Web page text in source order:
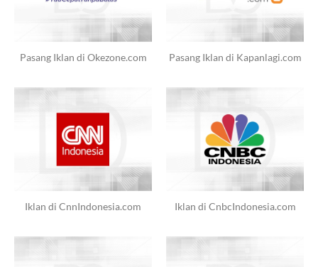
Pasang Iklan di Okezone.com Pasang Iklan di Kapanlagi.com
Iklan di CnnIndonesia.com Iklan di CnbcIndonesia.com